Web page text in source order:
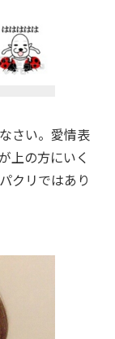
さい。愛情表
上の方にいく
クリではあり